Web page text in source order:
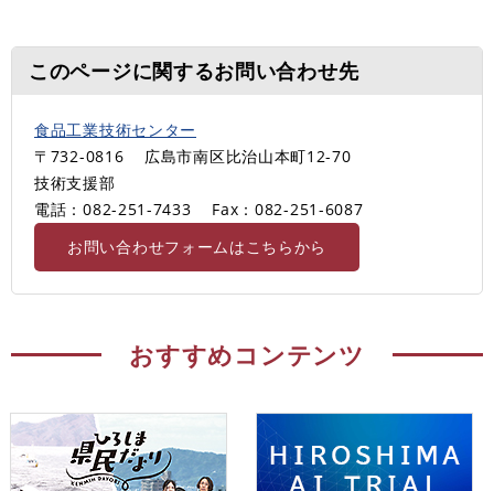
このページに関するお問い合わせ先
食品工業技術センター
〒732-0816
広島市南区比治山本町12-70
技術支援部
電話：082-251-7433
Fax：082-251-6087
お問い合わせフォームはこちらから
おすすめコンテンツ